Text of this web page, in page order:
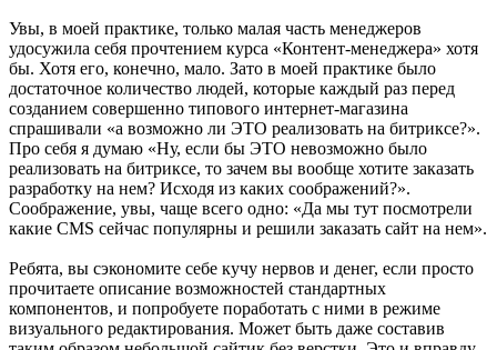
Увы, в моей практике, только малая часть менеджеров
удосужила себя прочтением курса «Контент-менеджера» хотя
бы. Хотя его, конечно, мало. Зато в моей практике было
достаточное количество людей, которые каждый раз перед
созданием совершенно типового интернет-магазина
спрашивали «а возможно ли ЭТО реализовать на битриксе?».
Про себя я думаю «Ну, если бы ЭТО невозможно было
реализовать на битриксе, то зачем вы вообще хотите заказать
разработку на нем? Исходя из каких соображений?».
Соображение, увы, чаще всего одно: «Да мы тут посмотрели
какие CMS сейчас популярны и решили заказать сайт на нем».
Ребята, вы сэкономите себе кучу нервов и денег, если просто
прочитаете описание возможностей стандартных
компонентов, и попробуете поработать с ними в режиме
визуального редактирования. Может быть даже составив